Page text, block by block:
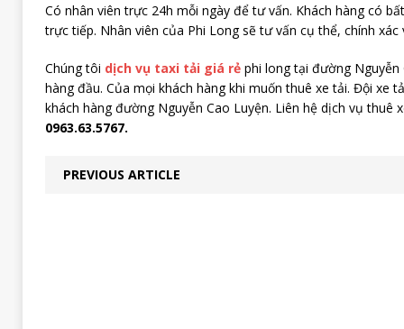
Có nhân viên trực 24h mỗi ngày để tư vấn. Khách hàng có
trực tiếp. Nhân viên của Phi Long sẽ tư vấn cụ thể, chính
Chúng tôi dịch vụ taxi tải giá rẻphi long tại đường Nguyễn
hàng đầu. Của mọi khách hàng khi muốn thuê xe tải. Đội xe
khách hàng đường Nguyễn Cao Luyện. Liên hệ dịch vụ thuê
0963.63.5767.
PREVIOUS ARTICLE